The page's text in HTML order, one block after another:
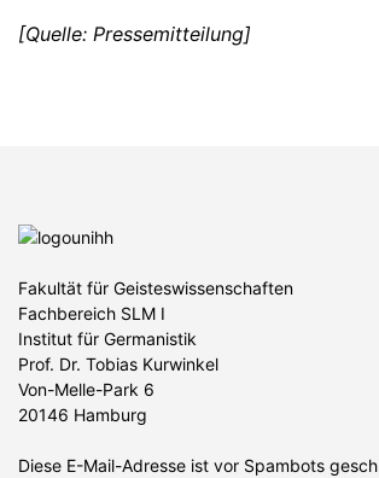
[Quelle: Pressemitteilung]
Fakultät für Geisteswissenschaften
Fachbereich SLM I
Institut für Germanistik
Prof. Dr. Tobias Kurwinkel
Von-Melle-Park 6
20146 Hamburg
Diese E-Mail-Adresse ist vor Spambots